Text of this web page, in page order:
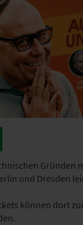
Gründen
und Dresden
können dort